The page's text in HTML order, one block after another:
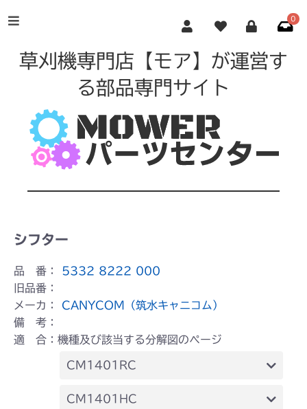
0
草刈機専門店【モア】が運営す
る部品専門サイト
シフター
品 番：
5332 8222 000
旧品番：
メーカ： CANYCOM（筑水キャニコム）
備 考：
適 合：機種及び該当する分解図のページ
CM1401RC
ミッション FIG8 デフシフト
CM1401HC